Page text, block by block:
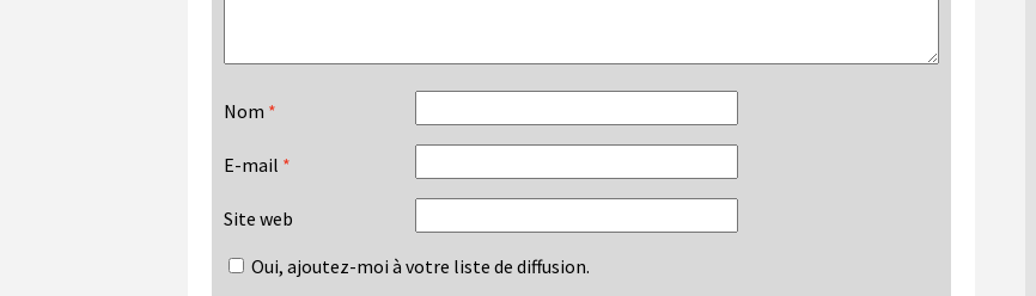
Nom *
E-mail *
Site web
Oui, ajoutez-moi à votre liste de diffusion.